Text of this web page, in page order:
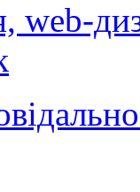
web-